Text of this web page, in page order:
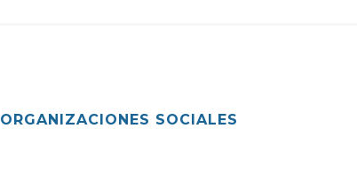
ORGANIZACIONES SOCIALES